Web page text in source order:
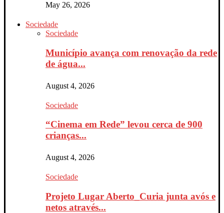
May 26, 2026
Sociedade
Sociedade
Município avança com renovação da rede
de água...
August 4, 2026
Sociedade
“Cinema em Rede” levou cerca de 900
crianças...
August 4, 2026
Sociedade
Projeto Lugar Aberto_Curia junta avós e
netos através...